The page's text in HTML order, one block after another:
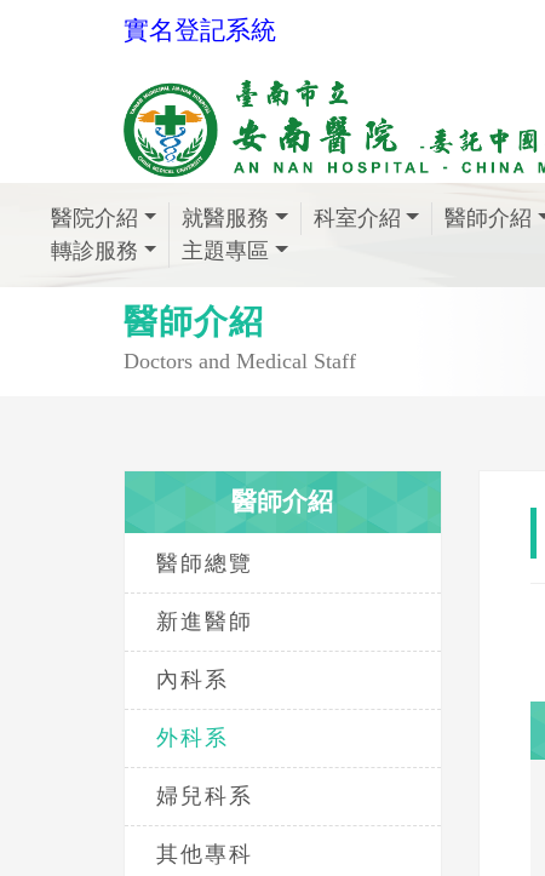
實名登記系統
醫院介紹 就醫服務 科室介紹 醫師介紹
轉診服務
主題專區
醫師介紹
Doctors and Medical Staff
醫師介紹
醫師總覽
新進醫師
內科系
外科系
婦兒科系
其他專科